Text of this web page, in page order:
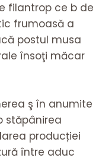
filantrop ce b de
frumoasă a
postul musa
însoţi măcar
ş în anumite
stăpânirea
producției
între aduc